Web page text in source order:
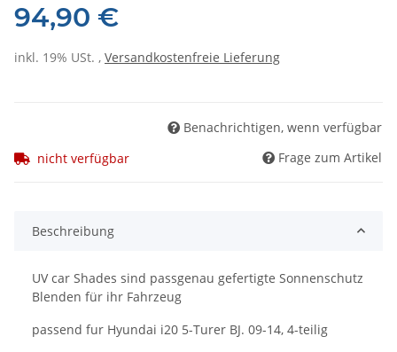
94,90 €
inkl. 19% USt. , Versandkostenfreie Lieferung
Benachrichtigen, wenn verfügbar
nicht verfügbar
Frage zum Artikel
Beschreibung
UV car Shades sind passgenau gefertigte Sonnenschutz
Blenden für ihr Fahrzeug
passend fur Hyundai i20 5-Turer BJ. 09-14, 4-teilig